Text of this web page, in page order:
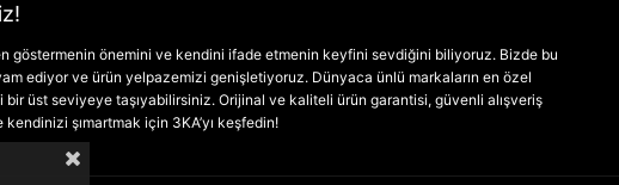
göstermenin önemini ve kendini ifade etmenin keyfini sevdiğini biliyoruz. Bizde bu
ediyor ve ürün yelpazemizi genişletiyoruz. Dünyaca ünlü markaların en özel
üst seviyeye taşıyabilirsiniz. Orijinal ve kaliteli ürün garantisi, güvenli alışveriş
şımartmak için 3KA’yı keşfedin!